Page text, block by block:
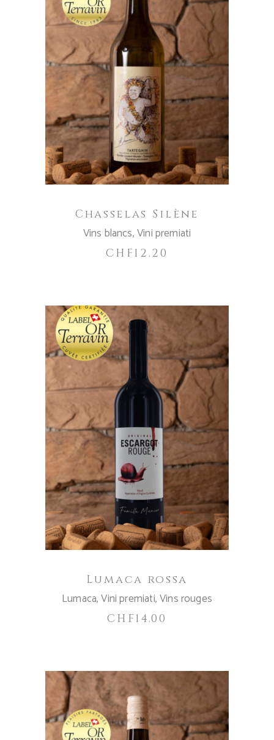
AGGIUNGI AL CARRELLO
Chasselas Silène
Vins blancs,Vini premiati
CHF12.20
AGGIUNGI AL CARRELLO
Lumaca rossa
Lumaca,Vini premiati,Vins rouges
CHF14.00